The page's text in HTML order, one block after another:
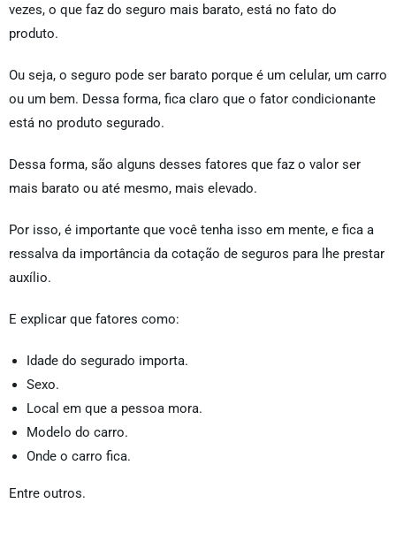
vezes, o que faz do seguro mais barato, está no fato do
produto.
Ou seja, o seguro pode ser barato porque é um celular, um carro
ou um bem. Dessa forma, fica claro que o fator condicionante
está no produto segurado.
Dessa forma, são alguns desses fatores que faz o valor ser
mais barato ou até mesmo, mais elevado.
Por isso, é importante que você tenha isso em mente, e fica a
ressalva da importância da cotação de seguros para lhe prestar
auxílio.
E explicar que fatores como:
Idade do segurado importa.
Sexo.
Local em que a pessoa mora.
Modelo do carro.
Onde o carro fica.
Entre outros.